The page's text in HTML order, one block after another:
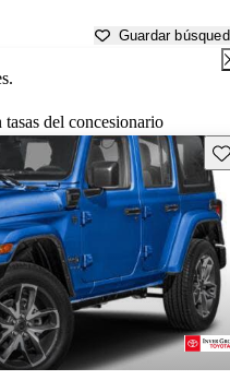
Guardar
del concesionario